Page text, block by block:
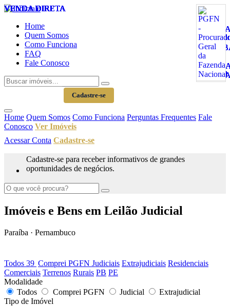
Home
Quem Somos
Como Funciona
FAQ
Fale Conosco
Cadastre-se
Home Quem Somos Como Funciona Perguntas Frequentes Fale
Conosco Ver Imóveis
Acessar Conta Cadastre-se
Cadastre-se para receber informativos de grandes
oportunidades de negócios.
Imóveis e Bens em Leilão Judicial
Paraíba · Pernambuco
Todos 39 Comprei PGFN Judiciais Extrajudiciais Residenciais
Comerciais Terrenos Rurais PB PE
Modalidade
Todos
Comprei PGFN Judicial
Extrajudicial
Tipo de Imóvel
VENDA DIRETA
VENDA DIRETA
VENDA DIRETA
VENDA DIRETA
VENDA DIRETA
VENDA DIRETA
VENDA DIRETA
VENDA DIRETA
VENDA DIRETA
VENDA DIRETA
VENDA DIRETA
VENDA DIRETA
VENDA DIRETA
VENDA DIRETA
VENDA DIRETA
VENDA DIRETA
VENDA DIRETA
VENDA DIRETA
VENDA DIRETA
VENDA DIRETA
VENDA DIRETA
VENDA DIRETA
VENDA DIRETA
VENDA DIRETA
VENDA DIRETA
VENDA DIRETA
VENDA DIRETA
VENDA DIRETA
VENDA DIRETA
VENDA DIRETA
VENDA DIRETA
VENDA DIRETA
VENDA DIRETA
VENDA DIRETA
VENDA DIRETA